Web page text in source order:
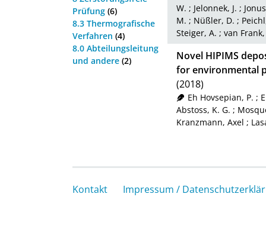
Prüfung (6)
8.3 Thermografische
Verfahren (4)
8.0 Abteilungsleitung
und andere (2)
W. ; Jelonnek, J. ;
M. ; Nüßler, D. ;
Steiger, A. ; van Frank,
Novel HIPIMS
for environmental
(2018)
Eh Hovsepian, P. ;
Abstoss, K. G. ;
Kranzmann, Axel ;
Kontakt Impressum /